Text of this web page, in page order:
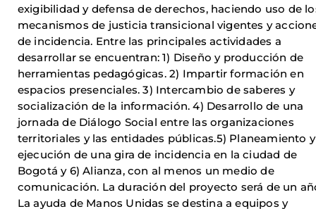
exigibilidad y defensa de derechos, haciendo uso de
mecanismos de justicia transicional vigentes y
de incidencia. Entre las principales actividades a
desarrollar se encuentran: 1) Diseño y producción de
herramientas pedagógicas. 2) Impartir formación en
espacios presenciales. 3) Intercambio de saberes y
socialización de la información. 4) Desarrollo de una
jornada de Diálogo Social entre las organizaciones
territoriales y las entidades públicas.5) Planeamiento y
ejecución de una gira de incidencia en la ciudad de
Bogotá y 6) Alianza, con al menos un medio de
comunicación. La duración del proyecto será de un
La ayuda de Manos Unidas se destina a equipos y